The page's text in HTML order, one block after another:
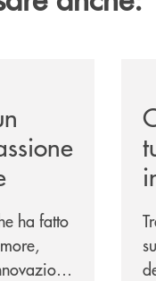
ha fatto